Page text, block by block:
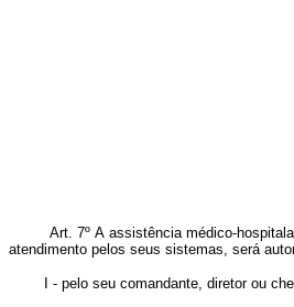
Art. 7º A assistência médico-
atendimento pelos seus sistemas, será
I - pelo seu comandante, diretor ou